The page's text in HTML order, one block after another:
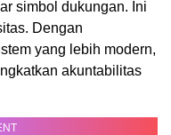
simbol dukungan. Ini
Dengan
yang lebih modern,
akuntabilitas